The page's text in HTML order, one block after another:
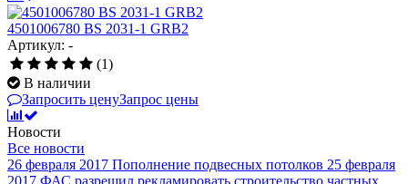
4501006780 BS 2031-1 GRB2
Артикул: -
(1)
В наличии
Запросить ценуЗапрос цены
Новости
Все новости
26 февраля 2017 Пополнение подвесных потолков 25 февраля
2017 ФАС разрешил рекламировать строительство частных